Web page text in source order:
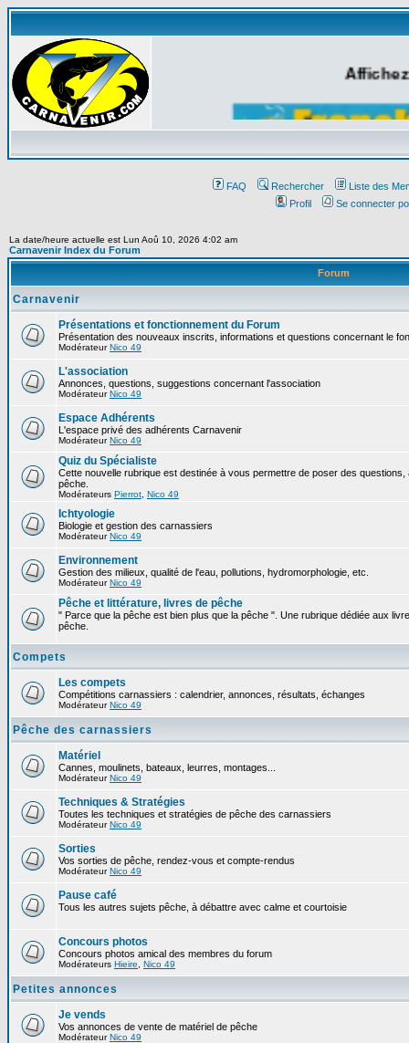
FAQ Rechercher
Liste des
Profil
Se connecter
La date/heure actuelle est Lun Aoû 10, 2026 4:02 am
Carnavenir Index du Forum
Forum
Carnavenir
Présentations et fonctionnement du Forum
Présentation des nouveaux inscrits, informations et questions concernant le
ModérateurNico 49
L'association
Annonces, questions, suggestions concernant l'association
ModérateurNico 49
Espace Adhérents
L'espace privé des adhérents Carnavenir
ModérateurNico 49
Quiz du Spécialiste
Cette nouvelle rubrique est destinée à vous permettre de poser des
pêche.
Modérateurs Pierrot Nico 49
Ichtyologie
Biologie et gestion des carnassiers
ModérateurNico 49
Environnement
Gestion des milieux, qualité de l'eau, pollutions, hydromorphologie, etc.
ModérateurNico 49
Pêche et littérature, livres de pêche
" Parce que la pêche est bien plus que la pêche ". Une rubrique dédiée aux
pêche.
Compets
Les compets
Compétitions carnassiers : calendrier, annonces, résultats, échanges
ModérateurNico 49
Pêche des carnassiers
Matériel
Cannes, moulinets, bateaux, leurres, montages...
ModérateurNico 49
Techniques & Stratégies
Toutes les techniques et stratégies de pêche des carnassiers
ModérateurNico 49
Sorties
Vos sorties de pêche, rendez-vous et compte-rendus
ModérateurNico 49
Pause café
Tous les autres sujets pêche, à débattre avec calme et courtoisie
Concours photos
Concours photos amical des membres du forum
Modérateurs Hieire Nico 49
Petites annonces
Je vends
Vos annonces de vente de matériel de pêche
ModérateurNico 49